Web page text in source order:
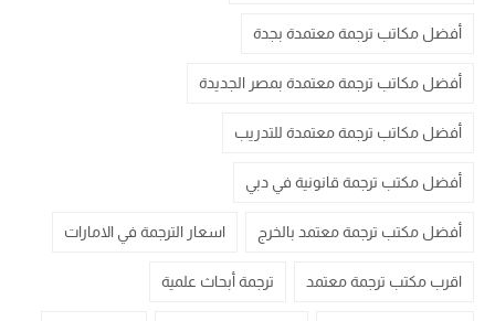
أفضل مكاتب ترجمة معتمدة بجدة
أفضل مكاتب ترجمة معتمدة بمصر الجديدة
أفضل مكاتب ترجمة معتمدة للتدريب
أفضل مكتب ترجمة قانونية في دبي
أفضل مكتب ترجمة معتمد بالخرج اسعار الترجمة في الامارات
اقرب مكتب ترجمة معتمد ترجمة أبحاث علمية